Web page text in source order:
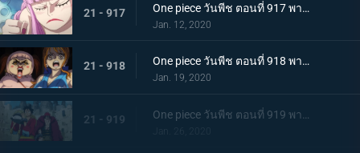
21 - 917 One piece วันพีช ตอนที่ 917 พากย์ไทย ดินแดนศักดิ์สิทธิ์สั่นคลอน หนวดดำ 1 ใน 4 จักรพรรดิผู้ไม่เกรงกลัวใคร
Jan. 12, 2020
21 - 918 One piece วันพีช ตอนที่ 918 พากย์ไทย เริ่มดำเนินการ แผนการใหญ่โค่นล้มไคโด!
Jan. 19, 2020
21 - 919
Jan. 26, 2020